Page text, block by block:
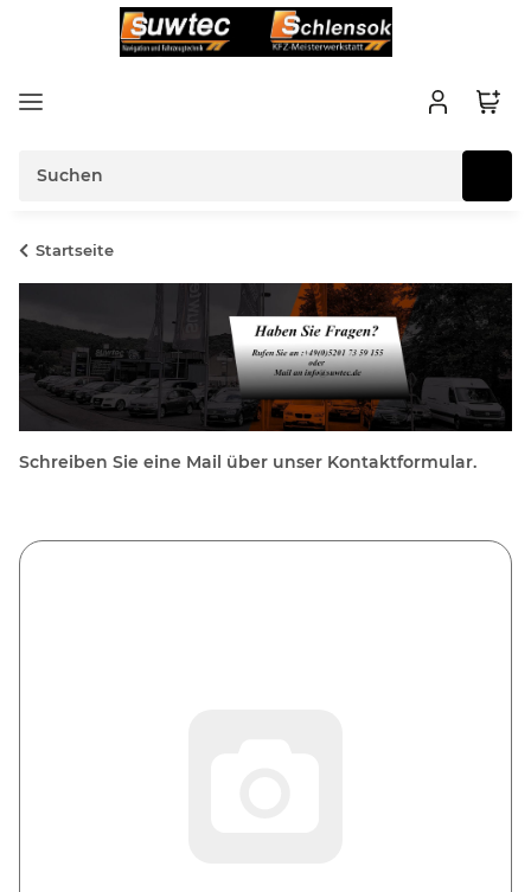
Startseite
Schreiben Sie eine Mail über unser Kontaktformular.